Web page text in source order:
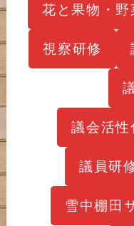
花と果物・
視察研修
議会活性
議員研
雪中棚田